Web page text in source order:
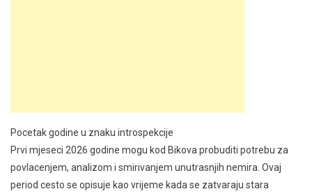
Pocetak godine u znaku introspekcije
Prvi mjeseci 2026 godine mogu kod Bikova probuditi potrebu za
povlacenjem, analizom i smirivanjem unutrasnjih nemira. Ovaj
period cesto se opisuje kao vrijeme kada se zatvaraju stara